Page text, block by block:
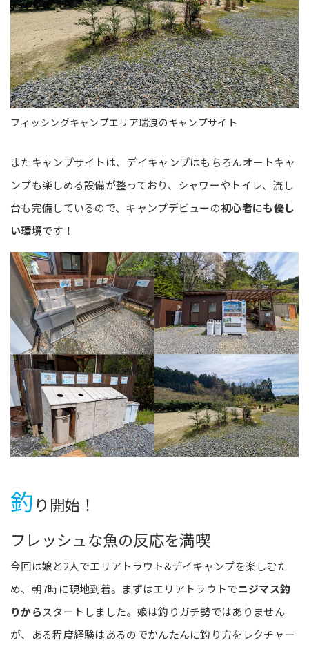
フィッシングキャンプエリア瑞浪のキャンプサイト
またキャンプサイトは、デイキャンプはもちろんオートキャ
ンプも楽しめる設備が整っており、シャワーやトイレ、流し
台も完備しているので、キャンプデビューの初心者にも優し
い環境です！
釣り開始！
フレッシュな魚の反応を満喫
今回は娘と2人でエリアトラウト&デイキャンプを楽しむた
め、朝7時に現地到着。まずはエリアトラウトでニジマス釣
りからスタートしました。娘は釣りガチ勢ではありません
が、ある程度経験はあるのでかんたんに釣り方をレクチャー